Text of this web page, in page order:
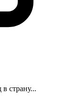
страну...